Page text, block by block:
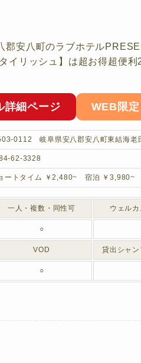
郡安八町のラブホテル
イリッシュ】は超お得超便
詳細ページ WEB限
0112 岐阜県安八郡安八町東結海老
62-3328
ートタイム ￥2,480~ 宿泊 ￥3,980~
一人・複数・同性可 ウェル
○
VOD 貸出シャ
○